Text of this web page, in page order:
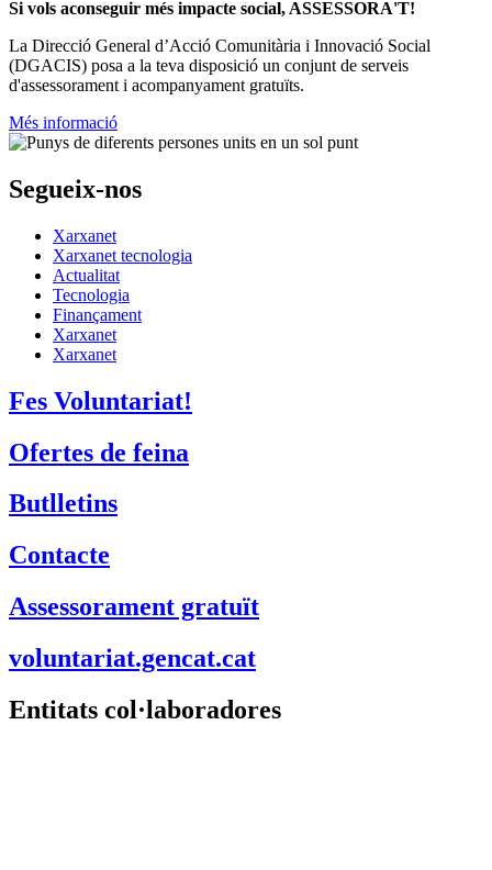
Si vols aconseguir més impacte social, ASSESSORA'T!
La Direcció General d’Acció Comunitària i Innovació Social
(DGACIS) posa a la teva disposició un conjunt de serveis
d'assessorament i acompanyament gratuïts.
Més informació
Segueix-nos
Xarxanet
Xarxanet tecnologia
Actualitat
Tecnologia
Finançament
Xarxanet
Xarxanet
Fes Voluntariat!
Ofertes de feina
Butlletins
Contacte
Assessorament gratuït
voluntariat.gencat.cat
Entitats col·laboradores